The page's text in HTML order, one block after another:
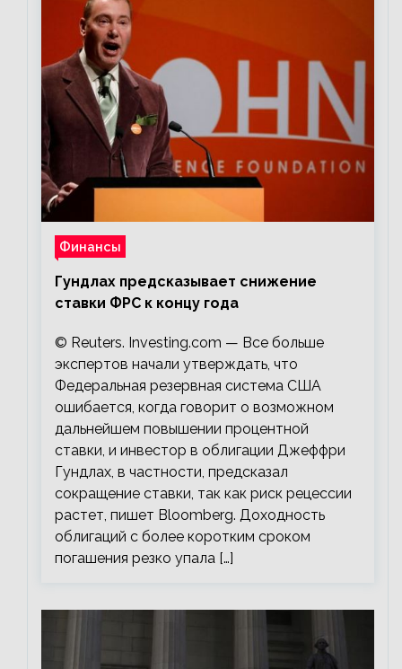
Финансы
Гундлах предсказывает снижение
ставки ФРС к концу года
© Reuters. Investing.com — Все больше
экспертов начали утверждать, что
Федеральная резервная система США
ошибается, когда говорит о возможном
дальнейшем повышении процентной
ставки, и инвестор в облигации Джеффри
Гундлах, в частности, предсказал
сокращение ставки, так как риск рецессии
растет, пишет Bloomberg. Доходность
облигаций с более коротким сроком
погашения резко упала […]